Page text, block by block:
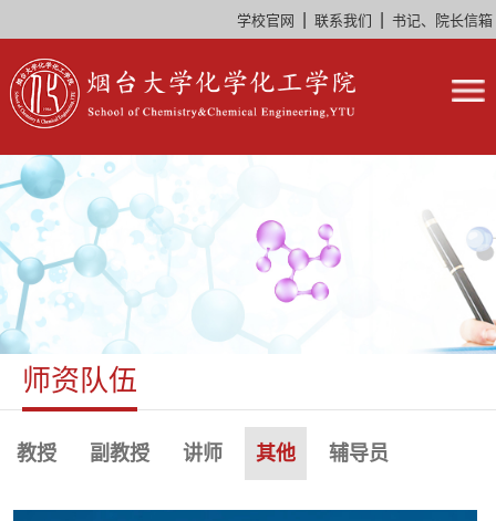
学校官网 联系我们 书记、院长信箱
师资队伍
教授 副教授 讲师 其他 辅导员